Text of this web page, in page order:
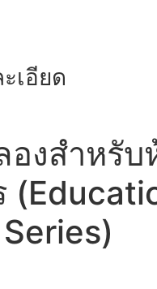
เอียด
งสำหรับ